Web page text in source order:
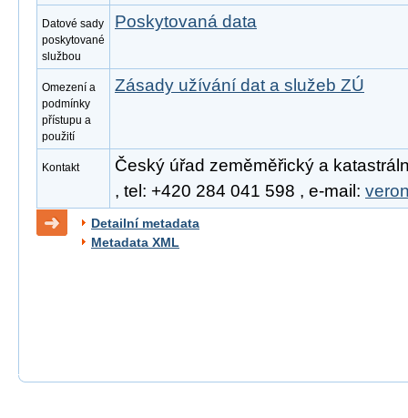
Datové sady
poskytované
službou
Poskytovaná data
Omezení a
podmínky
přístupu a
použití
Zásady užívání dat a služeb ZÚ
Kontakt
Český úřad zeměměřický a
, tel: +420 284 041 598 , e-mail:
Detailní metadata
Metadata XML